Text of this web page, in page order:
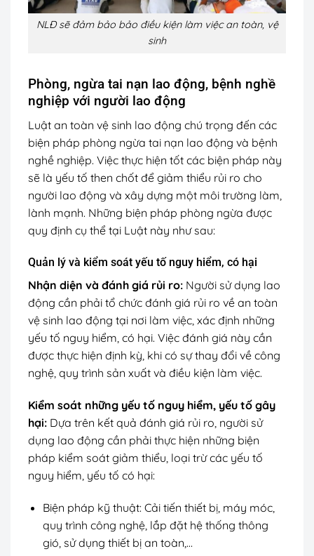
NLĐ sẽ đảm bảo bảo điều kiện làm việc an toàn, vệ
sinh
Phòng, ngừa tai nạn lao động, bệnh nghề
nghiệp với người lao động
Luật an toàn vệ sinh lao động chú trọng đến các
biện pháp phòng ngừa tai nạn lao động và bệnh
nghề nghiệp. Việc thực hiện tốt các biện pháp này
sẽ là yếu tố then chốt để giảm thiểu rủi ro cho
người lao động và xây dựng một môi trường làm,
lành mạnh. Những biện pháp phòng ngừa được
quy định cụ thể tại Luật này như sau:
Quản lý và kiểm soát yếu tố nguy hiểm, có hại
Nhận diện và đánh giá rủi ro: Người sử dụng lao
động cần phải tổ chức đánh giá rủi ro về an toàn
vệ sinh lao động tại nơi làm việc, xác định những
yếu tố nguy hiểm, có hại. Việc đánh giá này cần
được thực hiện định kỳ, khi có sự thay đổi về công
nghệ, quy trình sản xuất và điều kiện làm việc.
Kiểm soát những yếu tố nguy hiểm, yếu tố gây
hại: Dựa trên kết quả đánh giá rủi ro, người sử
dụng lao động cần phải thực hiện những biện
pháp kiểm soát giảm thiểu, loại trừ các yếu tố
nguy hiểm, yếu tố có hại:
Biện pháp kỹ thuật: Cải tiến thiết bị, máy móc,
quy trình công nghệ, lắp đặt hệ thống thông
gió, sử dụng thiết bị an toàn,…